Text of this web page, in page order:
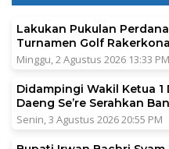
Lakukan Pukulan
Turnamen Golf
Minggu, 2 Agustus 2026 13:33 PM
Didampingi Wakil Ketua 1
Daeng Se’re Serahkan
Senin, 3 Agustus 2026 20:55 PM